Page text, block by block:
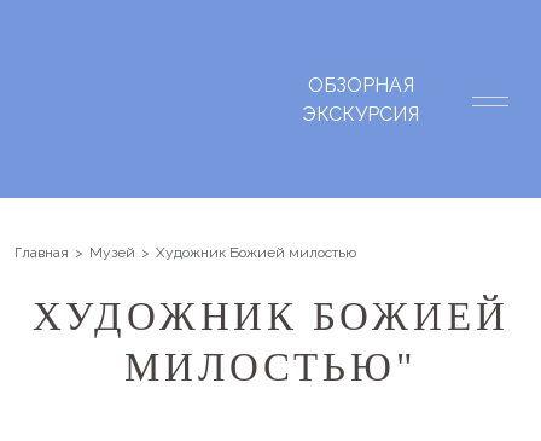
ОБЗОРНАЯ
ЭКСКУРСИЯ
Главная Музей Художник Божией милостью
ХУДОЖНИК БОЖИЕЙ
МИЛОСТЬЮ"